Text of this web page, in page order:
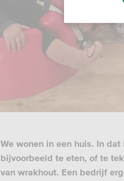
We wonen in een huis. In
bijvoorbeeld te eten, of te
van wrakhout. Een bedrijf